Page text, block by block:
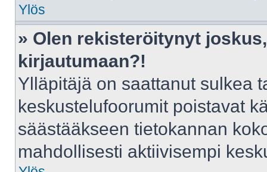
Ylös
» Olen rekisteröitynyt
kirjautumaan?!
Ylläpitäjä on saattanut sulkea
keskustelufoorumit poistavat
säästääkseen tietokannan
mahdollisesti aktiivisempi